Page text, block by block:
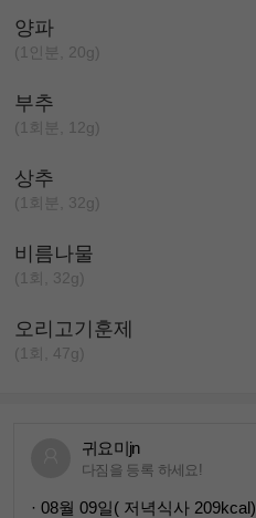
양파
(1인분, 20g)
부추
(1회분, 12g)
상추
(1회분, 32g)
비름나물
(1회, 32g)
오리고기훈제
(1회, 47g)
귀요미jn
다짐을 등록 하세요!
· 08월 09일( 저녁식사 209kcal)